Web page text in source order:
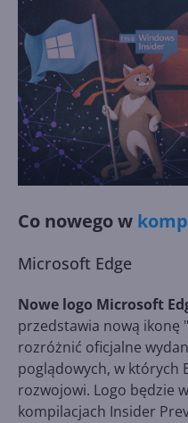
Co nowego w
Microsoft Edge
Nowe logo Microsoft
przedstawia nową ikonę
rozróżnić oficjalne
poglądowych, w których
rozwojowi. Logo będzie
kompilacjach Insider